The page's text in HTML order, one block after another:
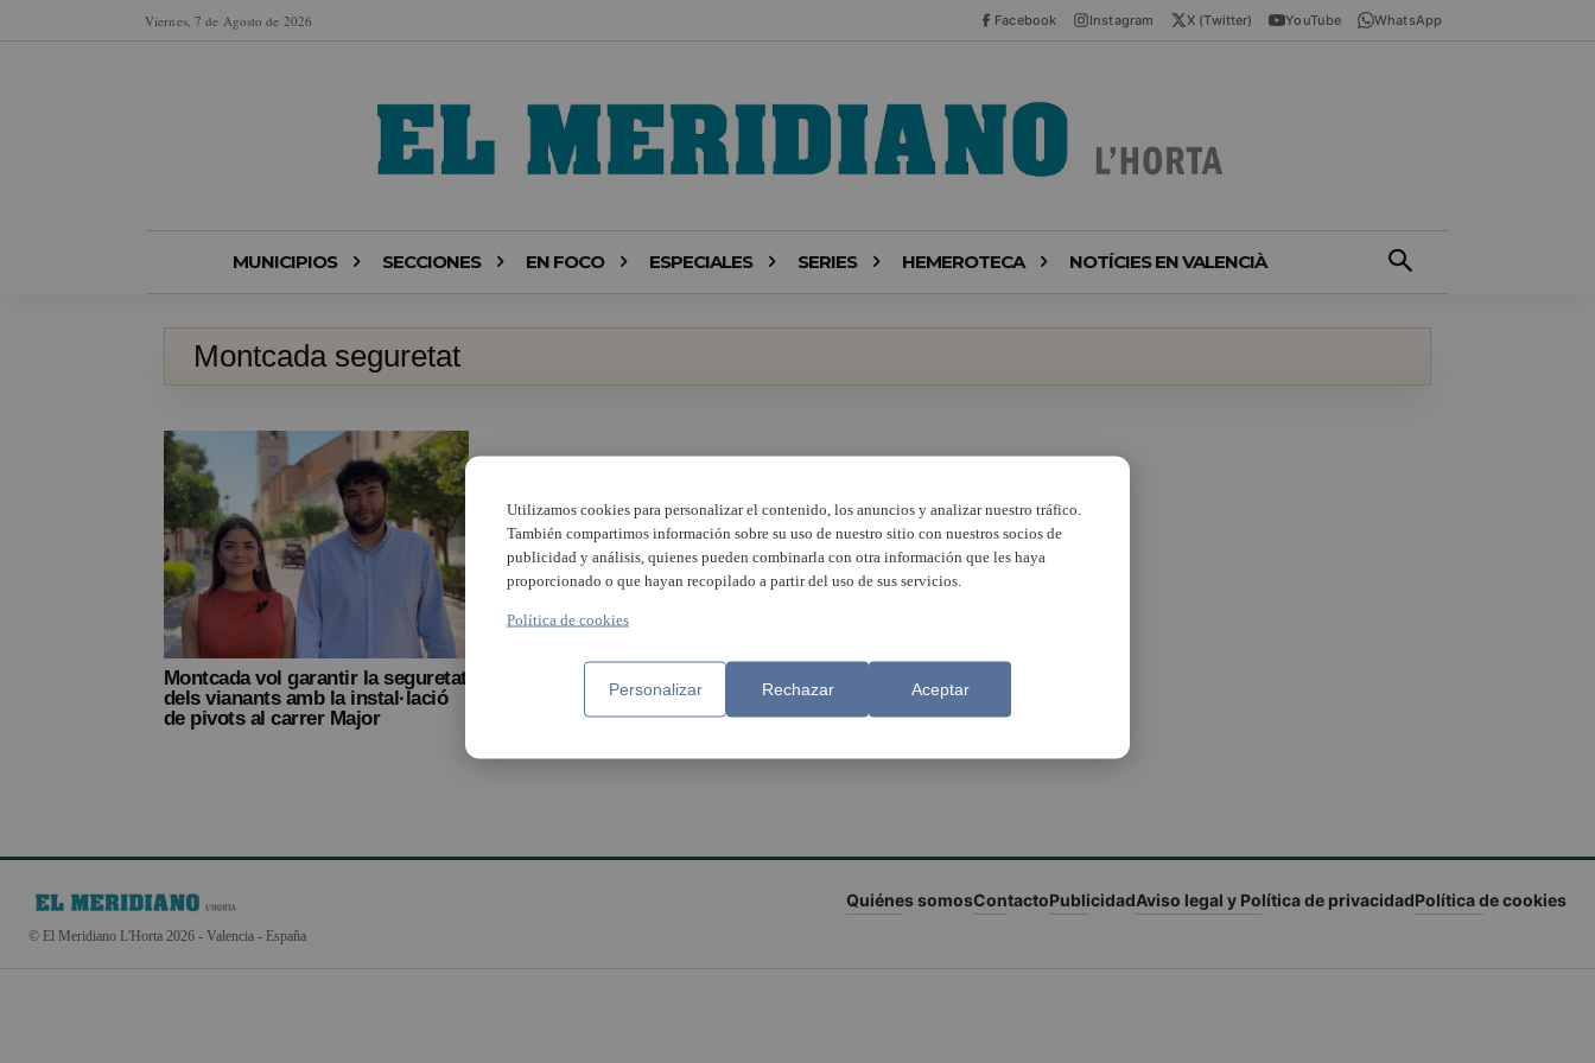
Viernes, 7 de Agosto de 2026 Facebook Instagram X (Twitter) YouTube WhatsApp
MUNICIPIOS SECCIONES EN FOCO ESPECIALES SERIES HEMEROTECA NOTÍCIES EN VALENCIÀ
Montcada seguretat
Montcada vol garantir la seguretat
dels vianants amb la instal·lació
de pivots al carrer Major
© El Meridiano L'Horta 2026 - Valencia - España
Quiénes somosContactoPublicidadAviso legal y Política de privacidadPolítica de cookies
Utilizamos cookies para personalizar el contenido, los anuncios y analizar nuestro tráfico.
También compartimos información sobre su uso de nuestro sitio con nuestros socios de
publicidad y análisis, quienes pueden combinarla con otra información que les haya
proporcionado o que hayan recopilado a partir del uso de sus servicios.
Política de cookies
Personalizar Rechazar Aceptar